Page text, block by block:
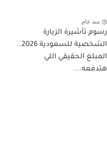
منذ عام
رسوم تأشيرة الزيارة
الشخصية للسعودية 2026..
المبلغ الحقيقي اللي
هتدفعه...